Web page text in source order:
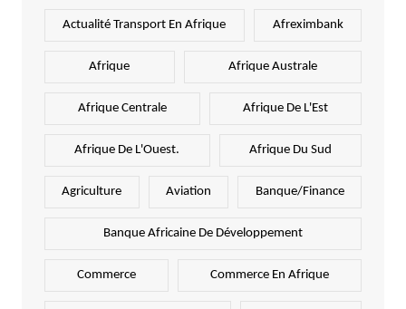
Actualité Transport En Afrique Afreximbank
Afrique Afrique Australe
Afrique Centrale Afrique De L'Est
Afrique De L'Ouest. Afrique Du Sud
Agriculture Aviation Banque/Finance
Banque Africaine De Développement
Commerce Commerce En Afrique